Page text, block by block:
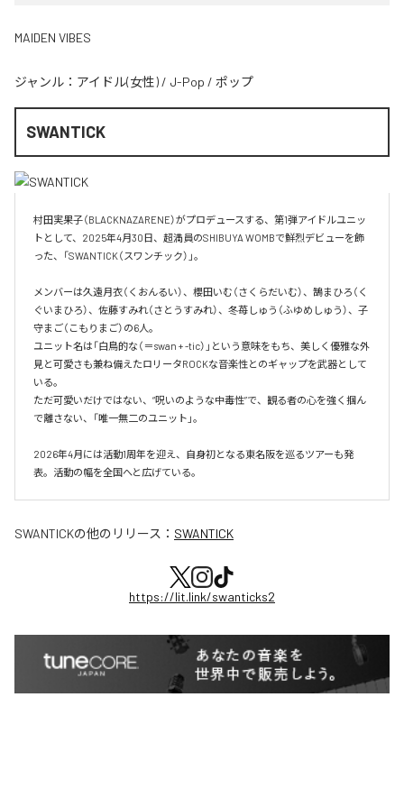
MAIDEN VIBES
ジャンル： アイドル(女性) / J-Pop / ポップ
SWANTICK
村田実果子（BLACKNAZARENE）がプロデュースする、第1弾アイドルユニッ
トとして、2025年4月30日、超満員のSHIBUYA WOMBで鮮烈デビューを飾
った、「SWANTICK（スワンチック）」。
メンバーは久遠月衣（くおんるい）、櫻田いむ（さくらだいむ）、鵠まひろ（く
ぐいまひろ）、佐藤すみれ（さとうすみれ）、冬苺しゅう（ふゆめしゅう）、子
守まご（こもりまご）の6人。
ユニット名は「白鳥的な（＝swan + -tic）」という意味をもち、美しく優雅な外
見と可愛さも兼ね備えたロリータROCKな音楽性とのギャップを武器として
いる。
ただ可愛いだけではない、“呪いのような中毒性”で、観る者の心を強く掴ん
で離さない、「唯一無二のユニット」。
2026年4月には活動1周年を迎え、自身初となる東名阪を巡るツアーも発
表。活動の幅を全国へと広げている。
SWANTICKの他のリリース： SWANTICK
https://lit.link/swanticks2